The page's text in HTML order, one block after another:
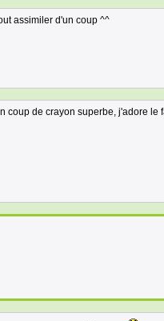
assimiler d'un coup ^^
coup de crayon superbe, j'adore